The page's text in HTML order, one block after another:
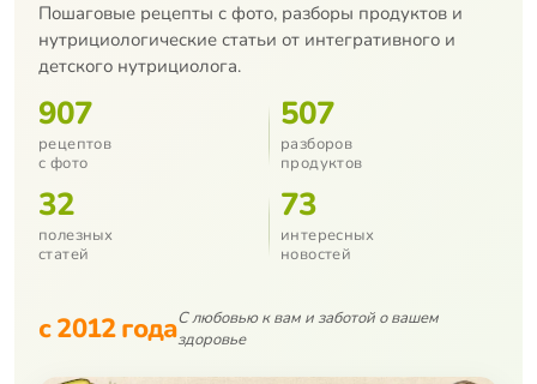
Пошаговые рецепты с фото, разборы продуктов и
нутрициологические статьи от интегративного и
детского нутрициолога.
907
рецептов
с фото
507
разборов
продуктов
32
полезных
статей
73
интересных
новостей
с 2012 годаС любовью к вам и заботой о вашем
здоровье